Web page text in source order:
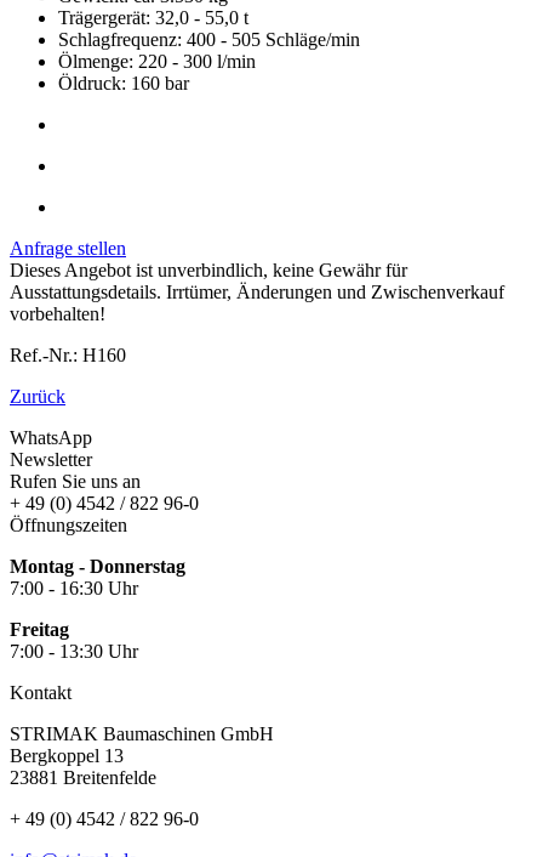
Trägergerät: 32,0 - 55,0 t
Schlagfrequenz: 400 - 505 Schläge/min
Ölmenge: 220 - 300 l/min
Öldruck: 160 bar
Anfrage stellen
Dieses Angebot ist unverbindlich, keine Gewähr für
Ausstattungsdetails. Irrtümer, Änderungen und Zwischenverkauf
vorbehalten!
Ref.-Nr.: H160
Zurück
WhatsApp
Newsletter
Rufen Sie uns an
+ 49 (0) 4542 / 822 96-0
Öffnungszeiten
Montag - Donnerstag
7:00 - 16:30 Uhr
Freitag
7:00 - 13:30 Uhr
Kontakt
STRIMAK Baumaschinen GmbH
Bergkoppel 13
23881 Breitenfelde
+ 49 (0) 4542 / 822 96-0